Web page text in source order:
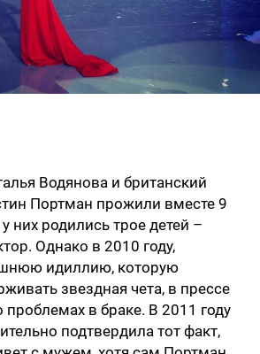
Водянова и британский
Портман прожили вместе 9
них родились трое детей –
Однако в 2010 году,
идиллию, которую
звездная чета, в прессе
проблемах в браке. В 2011 году
подтвердила тот факт,